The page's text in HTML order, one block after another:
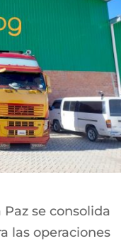
Paz se consolida
las operaciones